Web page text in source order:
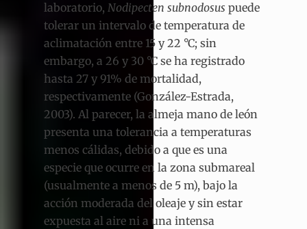
laboratorio, Nodipecten subnodosus puede
tolerar un intervalo de temperatura de
aclimatación entre 15 y 22 °C; sin
embargo, a 26 y 30 °C se ha registrado
hasta 27 y 91% de mortalidad,
respectivamente (González-Estrada,
2003). Al parecer, la almeja mano de león
presenta una tolerancia a temperaturas
menos cálidas, debido a que es una
especie que ocurre en la zona submareal
(usualmente a menos de 5 m), bajo la
acción moderada del oleaje y sin estar
expuesta al aire ni a una intensa